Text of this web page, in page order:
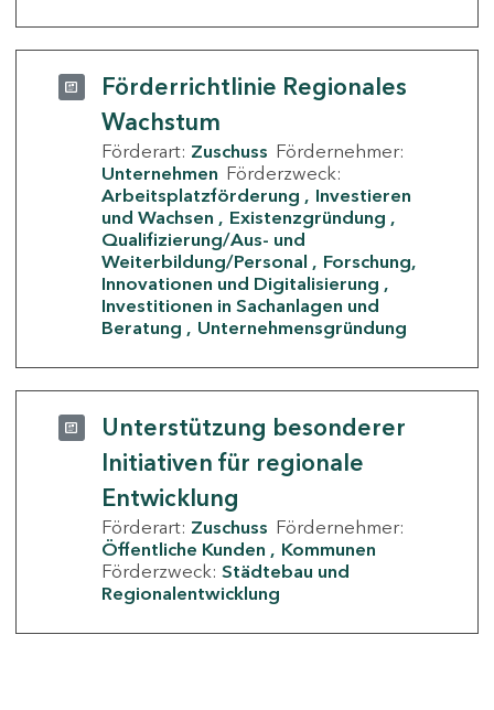
Förderrichtlinie Regionales
Wachstum
Förderart: Zuschuss Fördernehmer:
Unternehmen Förderzweck:
Arbeitsplatzförderung
Investieren
und Wachsen
Existenzgründung
Qualifizierung/Aus- und
Weiterbildung/Personal
Forschung,
Innovationen und Digitalisierung
Investitionen in Sachanlagen und
Beratung
Unternehmensgründung
Unterstützung besonderer
Initiativen für regionale
Entwicklung
Förderart: Zuschuss Fördernehmer:
Öffentliche Kunden
Kommunen
Förderzweck: Städtebau und
Regionalentwicklung